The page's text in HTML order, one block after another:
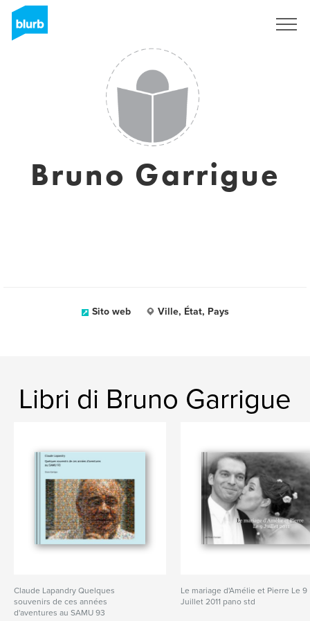
Bruno Garrigue
Sito web Ville, État, Pays
Libri di Bruno Garrigue
Claude Lapandry Quelques
souvenirs de ces années
d'aventures au SAMU 93
Le mariage d'Amélie et Pierre Le 9
Juillet 2011 pano std